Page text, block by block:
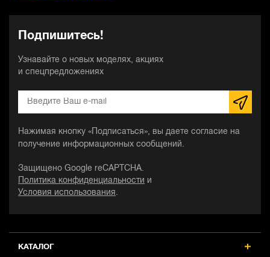
КАТАЛОГ
Подпишитесь!
Узнавайте о новых моделях, акциях
и спецпредложениях
Нажимая кнопку «Подписаться», вы даете согласие на
получение информационных сообщений.
Защищено Google reCAPTCHA.
Политика конфиденциальности и
Условия использования.